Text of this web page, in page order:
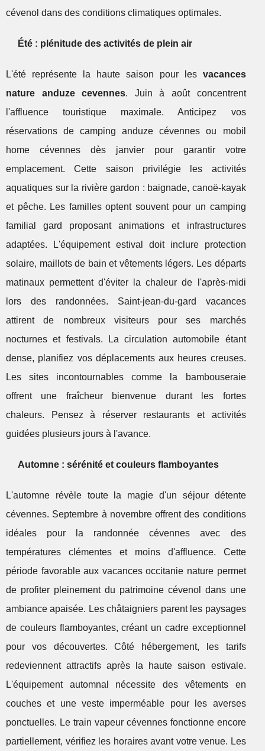
cévenol dans des conditions climatiques optimales.
Été : plénitude des activités de plein air
L'été représente la haute saison pour les vacances
nature anduze cevennes. Juin à août concentrent
l'affluence touristique maximale. Anticipez vos
réservations de camping anduze cévennes ou mobil
home cévennes dès janvier pour garantir votre
emplacement. Cette saison privilégie les activités
aquatiques sur la rivière gardon : baignade, canoë-kayak
et pêche. Les familles optent souvent pour un camping
familial gard proposant animations et infrastructures
adaptées. L'équipement estival doit inclure protection
solaire, maillots de bain et vêtements légers. Les départs
matinaux permettent d'éviter la chaleur de l'après-midi
lors des randonnées. Saint-jean-du-gard vacances
attirent de nombreux visiteurs pour ses marchés
nocturnes et festivals. La circulation automobile étant
dense, planifiez vos déplacements aux heures creuses.
Les sites incontournables comme la bambouseraie
offrent une fraîcheur bienvenue durant les fortes
chaleurs. Pensez à réserver restaurants et activités
guidées plusieurs jours à l'avance.
Automne : sérénité et couleurs flamboyantes
L'automne révèle toute la magie d'un séjour détente
cévennes. Septembre à novembre offrent des conditions
idéales pour la randonnée cévennes avec des
températures clémentes et moins d'affluence. Cette
période favorable aux vacances occitanie nature permet
de profiter pleinement du patrimoine cévenol dans une
ambiance apaisée. Les châtaigniers parent les paysages
de couleurs flamboyantes, créant un cadre exceptionnel
pour vos découvertes. Côté hébergement, les tarifs
redeviennent attractifs après la haute saison estivale.
L'équipement automnal nécessite des vêtements en
couches et une veste imperméable pour les averses
ponctuelles. Le train vapeur cévennes fonctionne encore
partiellement, vérifiez les horaires avant votre venue. Les